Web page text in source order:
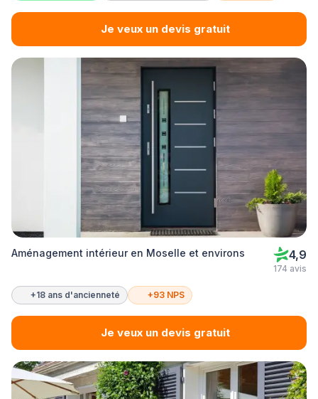
Je veux un devis gratuit
Aménagement intérieur en Moselle et environs 4,9
174 avis
+18 ans d'ancienneté +93 NPS
Je veux un devis gratuit